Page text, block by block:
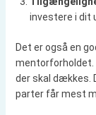
investere i dit
Det er også en
mentorforholdet.
der skal dækkes.
parter får mest